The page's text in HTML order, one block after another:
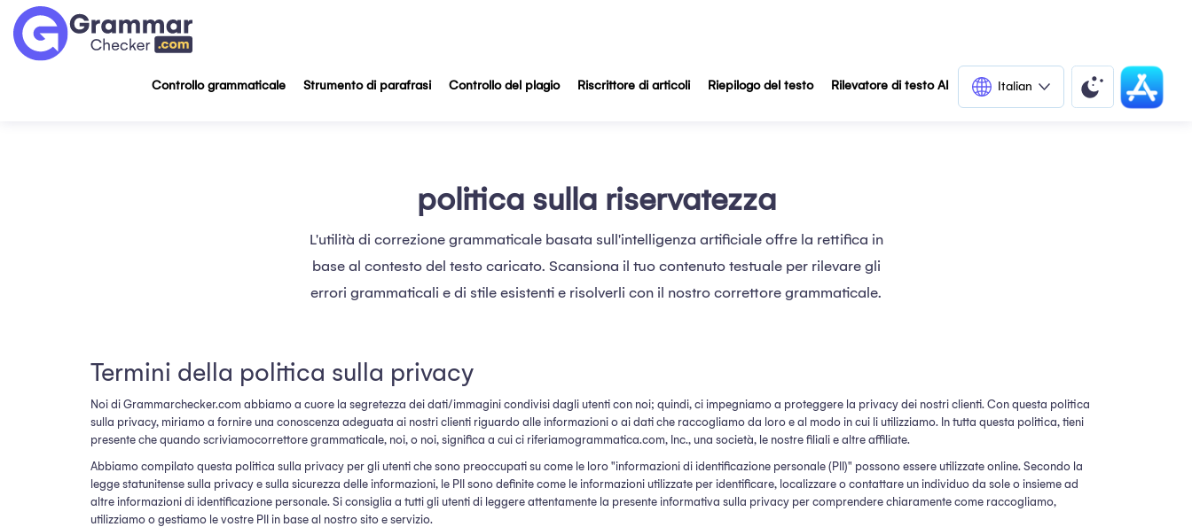
Controllo grammaticale Strumento di parafrasi Controllo del plagio Riscrittore di articoli Riepilogo del testo Rilevatore di testo AI Italian
politica sulla riservatezza
L'utilità di correzione grammaticale basata sull'intelligenza artificiale offre la rettifica in
base al contesto del testo caricato. Scansiona il tuo contenuto testuale per rilevare gli
errori grammaticali e di stile esistenti e risolverli con il nostro correttore grammaticale.
Termini della politica sulla privacy
Noi di Grammarchecker.com abbiamo a cuore la segretezza dei dati/immagini condivisi dagli utenti con noi; quindi, ci impegniamo a proteggere la privacy dei nostri clienti. Con questa politica
sulla privacy, miriamo a fornire una conoscenza adeguata ai nostri clienti riguardo alle informazioni o ai dati che raccogliamo da loro e al modo in cui li utilizziamo. In tutta questa politica, tieni
presente che quando scriviamocorrettore grammaticale, noi, o noi, significa a cui ci riferiamogrammatica.com, Inc., una società, le nostre filiali e altre affiliate.
Abbiamo compilato questa politica sulla privacy per gli utenti che sono preoccupati su come le loro "informazioni di identificazione personale (PII)" possono essere utilizzate online. Secondo la
legge statunitense sulla privacy e sulla sicurezza delle informazioni, le PII sono definite come le informazioni utilizzate per identificare, localizzare o contattare un individuo da sole o insieme ad
altre informazioni di identificazione personale. Si consiglia a tutti gli utenti di leggere attentamente la presente informativa sulla privacy per comprendere chiaramente come raccogliamo,
utilizziamo o gestiamo le vostre PII in base al nostro sito e servizio.